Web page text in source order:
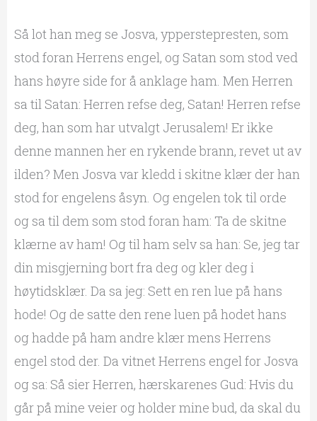
Så lot han meg se Josva, ypperstepresten, som
stod foran Herrens engel, og Satan som stod ved
hans høyre side for å anklage ham. Men Herren
sa til Satan: Herren refse deg, Satan! Herren refse
deg, han som har utvalgt Jerusalem! Er ikke
denne mannen her en rykende brann, revet ut av
ilden? Men Josva var kledd i skitne klær der han
stod for engelens åsyn. Og engelen tok til orde
og sa til dem som stod foran ham: Ta de skitne
klærne av ham! Og til ham selv sa han: Se, jeg tar
din misgjerning bort fra deg og kler deg i
høytidsklær. Da sa jeg: Sett en ren lue på hans
hode! Og de satte den rene luen på hodet hans
og hadde på ham andre klær mens Herrens
engel stod der. Da vitnet Herrens engel for Josva
og sa: Så sier Herren, hærskarenes Gud: Hvis du
går på mine veier og holder mine bud, da skal du